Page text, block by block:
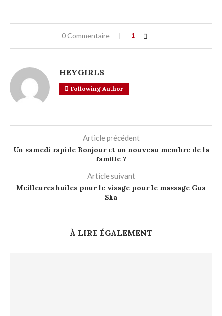
0 Commentaire 1
HEYGIRLS
Following Author
Article précédent
Un samedi rapide Bonjour et un nouveau membre de la
famille ?
Article suivant
Meilleures huiles pour le visage pour le massage Gua
Sha
À LIRE ÉGALEMENT